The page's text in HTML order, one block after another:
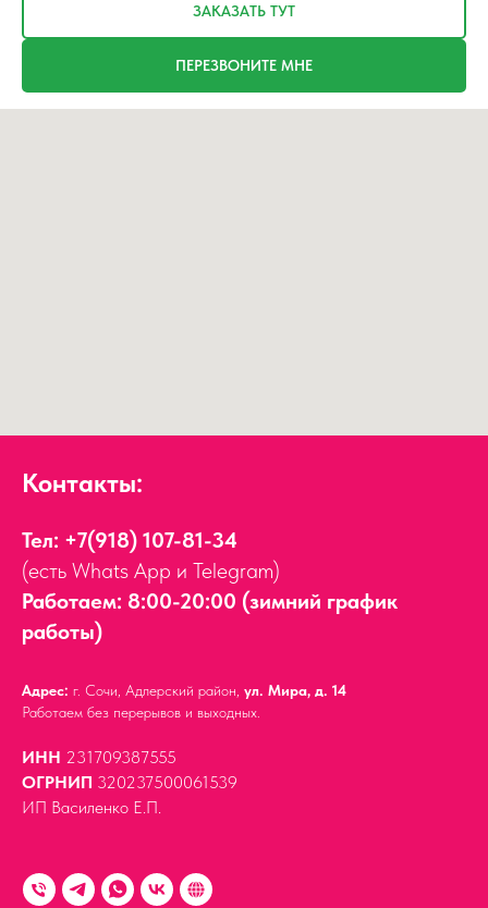
ЗАКАЗАТЬ ТУТ
ПЕРЕЗВОНИТЕ МНЕ
Контакты:
Тел: +7(918) 107-81-34
(есть Whats App и Telegram)
Работаем: 8:00-20:00 (зимний график
работы)
Адрес: г. Сочи, Адлерский район, ул. Мира, д. 14
Работаем без перерывов и выходных.
ИНН 231709387555
ОГРНИП 320237500061539
ИП Василенко Е.П.